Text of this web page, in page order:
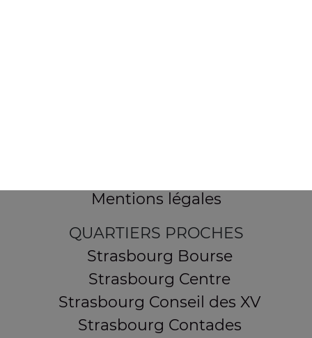
Mentions légales
QUARTIERS PROCHES
Strasbourg Bourse
Strasbourg Centre
Strasbourg Conseil des XV
Strasbourg Contades